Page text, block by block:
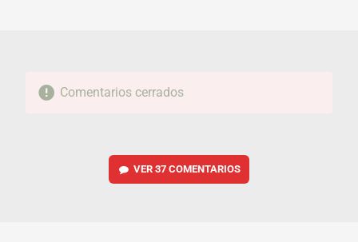
Comentarios cerrados
VER 37 COMENTARIOS